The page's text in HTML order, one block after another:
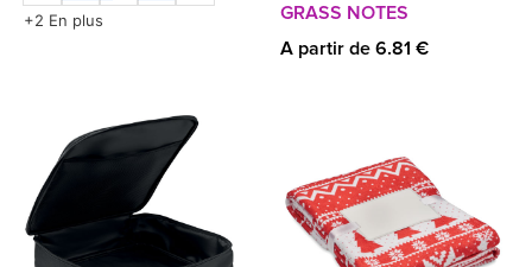
+2 En plus
GRASS NOTES
A partir de 6.81 €